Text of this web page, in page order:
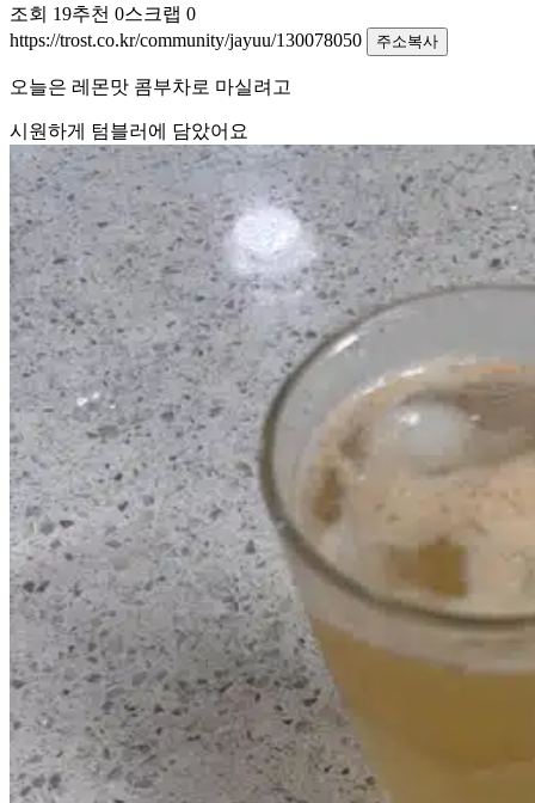
조회 19추천 0스크랩 0
https://trost.co.kr/community/jayuu/130078050
주소복사
오늘은 레몬맛 콤부차로 마실려고
시원하게 텀블러에 담았어요